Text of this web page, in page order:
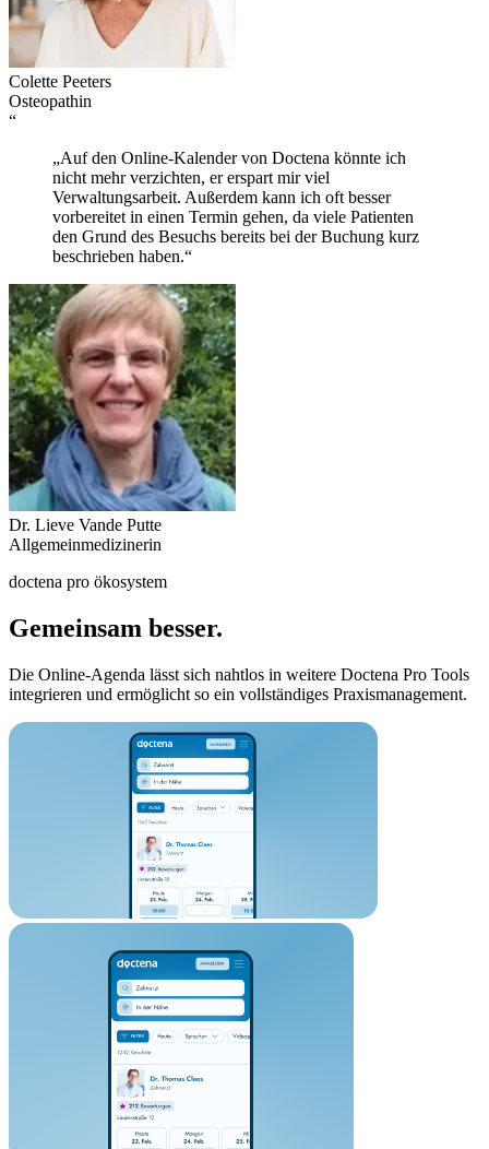
Colette Peeters
Osteopathin
“
„Auf den Online-Kalender von Doctena könnte ich
nicht mehr verzichten, er erspart mir viel
Verwaltungsarbeit. Außerdem kann ich oft besser
vorbereitet in einen Termin gehen, da viele Patienten
den Grund des Besuchs bereits bei der Buchung kurz
beschrieben haben.“
Dr. Lieve Vande Putte
Allgemeinmedizinerin
doctena pro ökosystem
Gemeinsam besser.
Die Online-Agenda lässt sich nahtlos in weitere Doctena Pro Tools
integrieren und ermöglicht so ein vollständiges Praxismanagement.